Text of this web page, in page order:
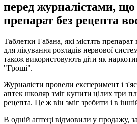
перед журналістами, що
препарат без рецепта
Таблетки Габана, які містять
для лікування розладів нервової
також використовують діти як
"Гроші".
Журналісти провели експеримент і
аптек школяр зміг купити цілих три
рецепта. Це ж він зміг зробити і в
В одній аптеці відмовили у продажу,